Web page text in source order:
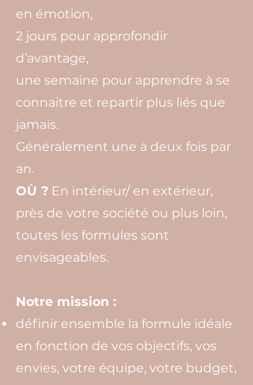
en émotion,
2 jours pour approfondir
d’avantage,
une semaine pour apprendre à se
connaitre et repartir plus liés que
jamais.
Généralement une à deux fois par
an.
OÙ ? En intérieur/ en extérieur,
près de votre société ou plus loin,
toutes les formules sont
envisageables.
Notre mission :
définir ensemble la formule idéale
en fonction de vos objectifs, vos
envies, votre équipe, votre budget,